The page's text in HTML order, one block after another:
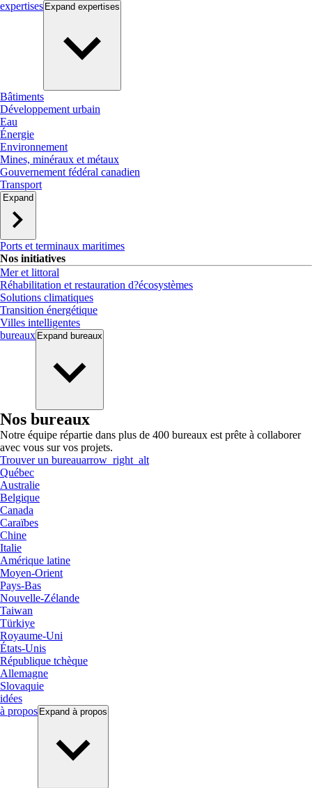
expertises Expand expertises
Bâtiments
Développement urbain
Eau
Énergie
Environnement
Mines, minéraux et métaux
Gouvernement fédéral canadien
Transport
Expand
Ports et terminaux maritimes
Nos initiatives
Mer et littoral
Réhabilitation et restauration d?écosystèmes
Solutions climatiques
Transition énergétique
Villes intelligentes
bureaux Expand bureaux
Nos bureaux
Notre équipe répartie dans plus de 400 bureaux est prête à collaborer
avec vous sur vos projets.
Trouver un bureauarrow_right_alt
Québec
Australie
Belgique
Canada
Caraïbes
Chine
Italie
Amérique latine
Moyen-Orient
Pays-Bas
Nouvelle-Zélande
Taiwan
Türkiye
Royaume-Uni
États-Unis
République tchèque
Allemagne
Slovaquie
idées
à propos Expand à propos